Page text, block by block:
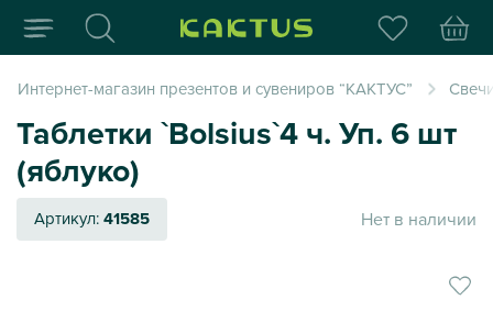
Интернет-магазин
Интернет-магазин презентов и сувениров “КАКТУС”
Таблетки `Bolsius`4 ч. Уп. 6 шт
(яблуко)
Артикул:41585 Нет в наличии